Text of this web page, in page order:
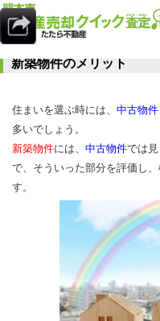
新築物件のメリット
住まいを選ぶ時には、 中古物件
多いでしょう。
新築物件には、 中古物件では
で、そういった部分を評価し
す。